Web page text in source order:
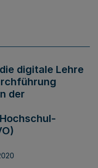
digitale Lehre
der